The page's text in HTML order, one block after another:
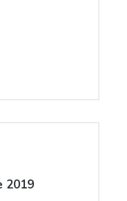
2019